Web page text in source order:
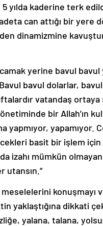
yılda kaderine terk
can attığı bir yere
dinamizmine
yerine bavul bavul
bavul dolarlar,
vatandaş
bir Allah’ın
yapmıyor, yapamıyor.
basit bir işlem
izahı mümkün
utansın.”
konuşmayı
yaklaştığına dikkati
yalana, talana,